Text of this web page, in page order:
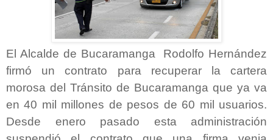
El Alcalde de Bucaramanga Rodolfo Hernández
firmó un contrato para recuperar la cartera
morosa del Tránsito de Bucaramanga que ya va
en 40 mil millones de pesos de 60 mil usuarios.
Desde enero pasado esta administración